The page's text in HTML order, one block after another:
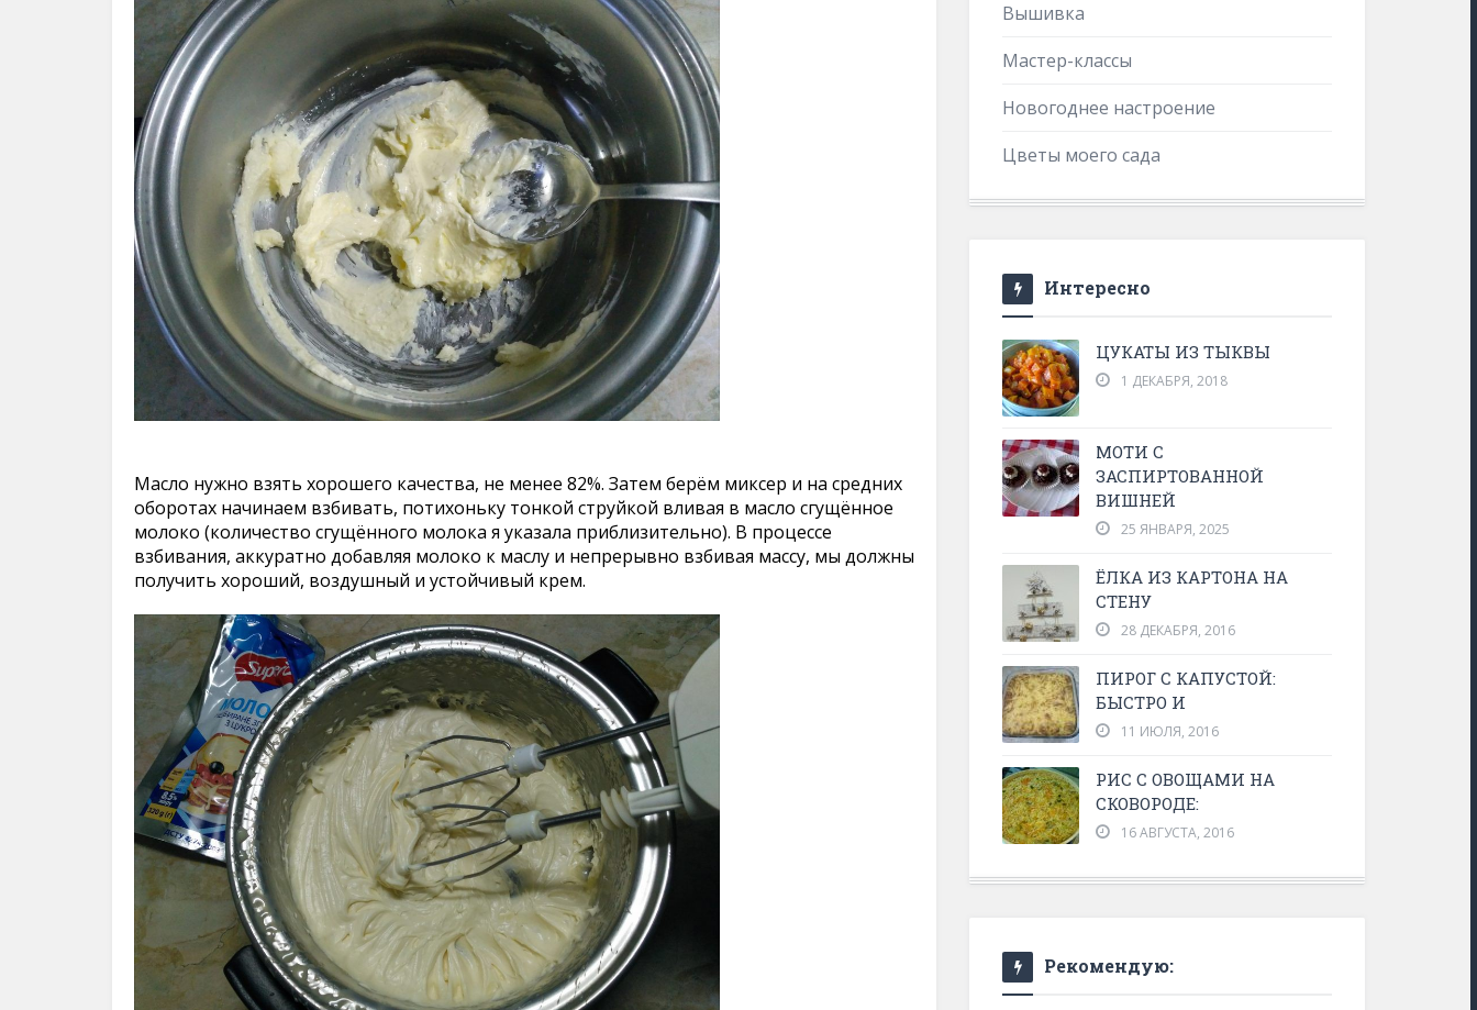
Масло нужно взять хорошего качества, не менее 82%. Затем берём миксер и на средних
оборотах начинаем взбивать, потихоньку тонкой струйкой вливая в масло сгущённое
молоко (количество сгущённого молока я указала приблизительно). В процессе
взбивания, аккуратно добавляя молоко к маслу и непрерывно взбивая массу, мы должны
получить хороший, воздушный и устойчивый крем.
Вышивка
Мастер-классы
Новогоднее настроение
Цветы моего сада
Интересно
ЦУКАТЫ ИЗ ТЫКВЫ
1 ДЕКАБРЯ, 2018
МОТИ С
ЗАСПИРТОВАННОЙ
ВИШНЕЙ
25 ЯНВАРЯ, 2025
ЁЛКА ИЗ КАРТОНА НА
СТЕНУ
28 ДЕКАБРЯ, 2016
ПИРОГ С КАПУСТОЙ:
БЫСТРО И
11 ИЮЛЯ, 2016
РИС С ОВОЩАМИ НА
СКОВОРОДЕ:
16 АВГУСТА, 2016
Рекомендую: